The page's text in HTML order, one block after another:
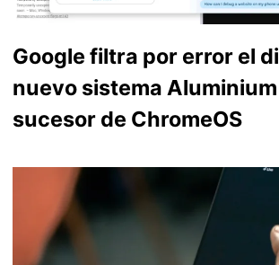
Google filtra por error el
nuevo sistema Aluminium
sucesor de ChromeOS